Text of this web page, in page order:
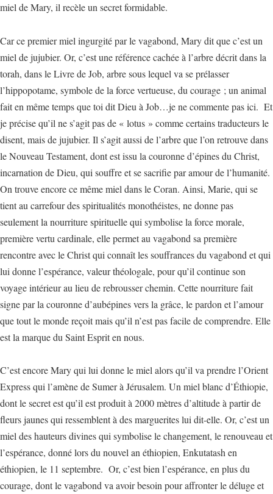
miel de Mary, il recèle un secret formidable.
Car ce premier miel ingurgité par le vagabond, Mary dit que c’est un
miel de jujubier. Or, c’est une référence cachée à l’arbre décrit dans la
torah, dans le Livre de Job, arbre sous lequel va se prélasser
l’hippopotame, symbole de la force vertueuse, du courage ; un animal
fait en même temps que toi dit Dieu à Job…je ne commente pas ici. Et
je précise qu’il ne s’agit pas de « lotus » comme certains traducteurs le
disent, mais de jujubier. Il s’agit aussi de l’arbre que l’on retrouve dans
le Nouveau Testament, dont est issu la couronne d’épines du Christ,
incarnation de Dieu, qui souffre et se sacrifie par amour de l’humanité.
On trouve encore ce même miel dans le Coran. Ainsi, Marie, qui se
tient au carrefour des spiritualités monothéistes, ne donne pas
seulement la nourriture spirituelle qui symbolise la force morale,
première vertu cardinale, elle permet au vagabond sa première
rencontre avec le Christ qui connaît les souffrances du vagabond et qui
lui donne l’espérance, valeur théologale, pour qu’il continue son
voyage intérieur au lieu de rebrousser chemin. Cette nourriture fait
signe par la couronne d’aubépines vers la grâce, le pardon et l’amour
que tout le monde reçoit mais qu’il n’est pas facile de comprendre. Elle
est la marque du Saint Esprit en nous.
C’est encore Mary qui lui donne le miel alors qu’il va prendre l’Orient
Express qui l’amène de Sumer à Jérusalem. Un miel blanc d’Éthiopie,
dont le secret est qu’il est produit à 2000 mètres d’altitude à partir de
fleurs jaunes qui ressemblent à des marguerites lui dit-elle. Or, c’est un
miel des hauteurs divines qui symbolise le changement, le renouveau et
l’espérance, donné lors du nouvel an éthiopien, Enkutatash en
éthiopien, le 11 septembre. Or, c’est bien l’espérance, en plus du
courage, dont le vagabond va avoir besoin pour affronter le déluge et